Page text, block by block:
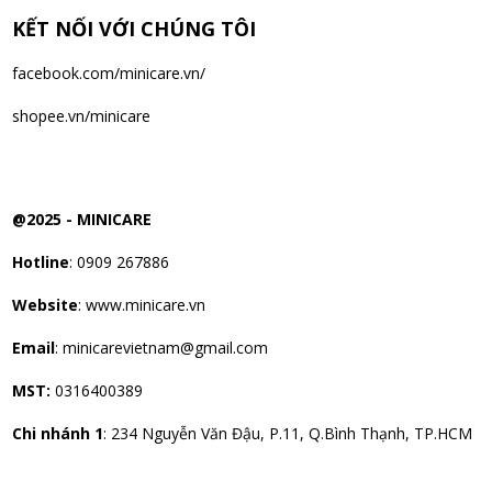
07/08/2026
Đặng Hòa Khánh Yên đã mua sản phẩm Men Vi Sinh BioGaia
Nhật Bản lọ 5ml cho trẻ Sơ Sinh
KẾT NỐI VỚI CHÚNG TÔI
facebook.com/minicare.vn/
shopee.vn/minicare
@2025 - MINICARE
Hotline: 0909 267886
Website: www.minicare.vn
Email: minicarevietnam@gmail.com
MST: 0316400389
Chi nhánh 1: 234 Nguyễn Văn Đậu, P.11, Q.Bình Thạnh, TP.HCM